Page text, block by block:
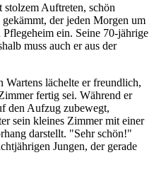
Auftreten, schön
der jeden Morgen um
ein. Seine 70-jährige
muss auch er aus der
Wartens lächelte er freundlich,
fertig sei. Während er
den Aufzug zubewegt,
sein kleines Zimmer mit einer
darstellt. "Sehr schön!"
Jungen, der gerade